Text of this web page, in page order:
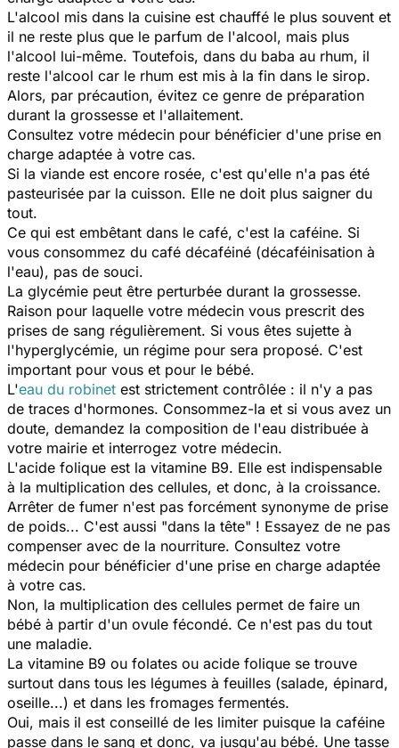
L'alcool mis dans la cuisine est chauffé le plus souvent et
il ne reste plus que le parfum de l'alcool, mais plus
l'alcool lui-même. Toutefois, dans du baba au rhum, il
reste l'alcool car le rhum est mis à la fin dans le sirop.
Alors, par précaution, évitez ce genre de préparation
durant la grossesse et l'allaitement.
Consultez votre médecin pour bénéficier d'une prise en
charge adaptée à votre cas.
Si la viande est encore rosée, c'est qu'elle n'a pas été
pasteurisée par la cuisson. Elle ne doit plus saigner du
tout.
Ce qui est embêtant dans le café, c'est la caféine. Si
vous consommez du café décaféiné (décaféinisation à
l'eau), pas de souci.
La glycémie peut être perturbée durant la grossesse.
Raison pour laquelle votre médecin vous prescrit des
prises de sang régulièrement. Si vous êtes sujette à
l'hyperglycémie, un régime pour sera proposé. C'est
important pour vous et pour le bébé.
L'eau du robinet est strictement contrôlée : il n'y a pas
de traces d'hormones. Consommez-la et si vous avez un
doute, demandez la composition de l'eau distribuée à
votre mairie et interrogez votre médecin.
L'acide folique est la vitamine B9. Elle est indispensable
à la multiplication des cellules, et donc, à la croissance.
Arrêter de fumer n'est pas forcément synonyme de prise
de poids... C'est aussi "dans la tête" ! Essayez de ne pas
compenser avec de la nourriture. Consultez votre
médecin pour bénéficier d'une prise en charge adaptée
à votre cas.
Non, la multiplication des cellules permet de faire un
bébé à partir d'un ovule fécondé. Ce n'est pas du tout
une maladie.
La vitamine B9 ou folates ou acide folique se trouve
surtout dans tous les légumes à feuilles (salade, épinard,
oseille...) et dans les fromages fermentés.
Oui, mais il est conseillé de les limiter puisque la caféine
passe dans le sang et donc, va jusqu'au bébé. Une tasse